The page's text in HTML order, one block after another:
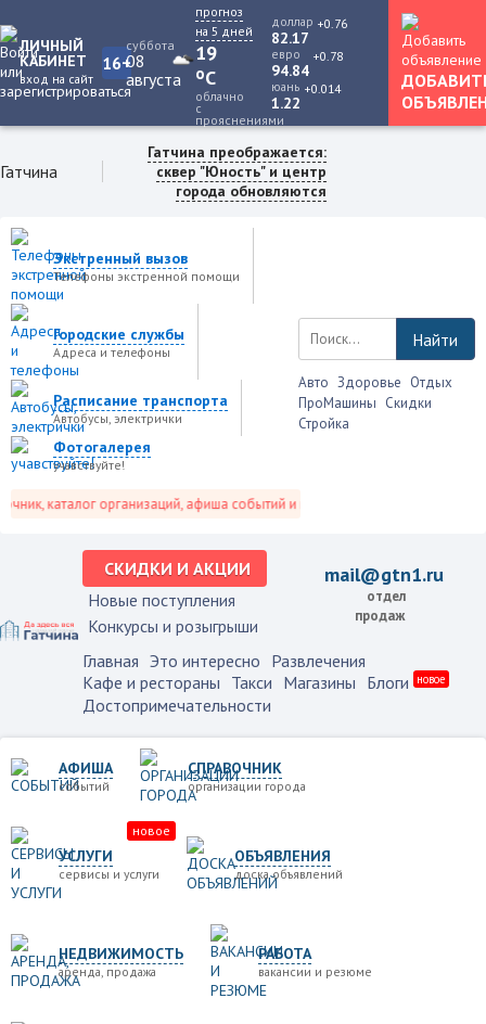
ЛИЧНЫЙ
КАБИНЕТ
вход на сайт
16+
суббота
08
августа
прогноз
на 5 дней
19
oC
облачно
с
прояснениями
доллар
82.17
+0.76
евро
94.84
+0.78
юань
1.22
+0.014
Гатчина
Гатчина преображается:
сквер "Юность" и центр
города обновляются
Экстренный вызов
Телефоны экстренной помощи
Городские службы
Адреса и телефоны
Расписание транспорта
Автобусы, электрички
Фотогалерея
учавствуйте!
каталог организаций, афиша событий и не только это.
Найти
Авто Здоровье Отдых
ПроМашины Скидки
Стройка
СКИДКИ И АКЦИИ
Новые поступления
Конкурсы и розыгрыши
mail@gtn1.ru
отдел
продаж
Главная Это интересно Развлечения
Кафе и рестораны Такси Магазины Блоги новое
Достопримечательности
АФИША
событий
СПРАВОЧНИК
организации города
УСЛУГИ
сервисы и услуги
новое
ОБЪЯВЛЕНИЯ
доска объявлений
НЕДВИЖИМОСТЬ
аренда, продажа
РАБОТА
вакансии и резюме